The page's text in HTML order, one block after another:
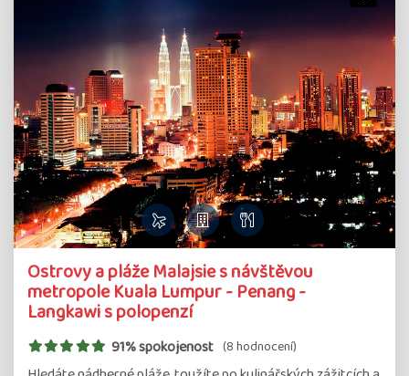
Ostrovy a pláže Malajsie s návštěvou
metropole Kuala Lumpur - Penang -
Langkawi s polopenzí
91% spokojenost (8 hodnocení)